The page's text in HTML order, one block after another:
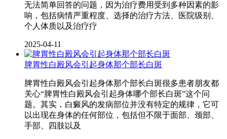
无法简单回答的问题，因为治疗费用受到多种因素的影
响，包括病情严重程度、选择的治疗方法、医院级别、
个人体质以及治疗疗
2025-04-11
脾胃性白殿风会引起身体那个部长白斑
脾胃性白殿风会引起身体那个部长白斑很多患者朋友都
关心“脾胃性白殿风会引起身体哪个部长白斑”这个问
题。其实，白癜风的发病部位并没有特定的规律，它可
以出现在身体的任何部位，包括但不限于面部、颈部、
手部、四肢以及